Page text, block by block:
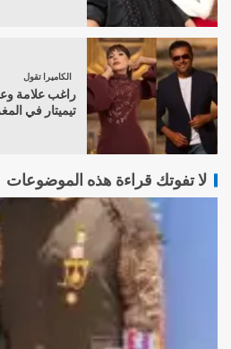
الكاميرا تقول
راغب علامة
تيميتار في
لا تفوتك قراءة هذه الموضوعات